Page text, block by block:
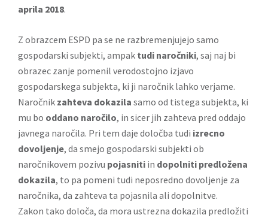
aprila 2018.
Z obrazcem ESPD pa se ne razbremenjujejo samo
gospodarski subjekti, ampak tudi naročniki, saj naj bi
obrazec zanje pomenil verodostojno izjavo
gospodarskega subjekta, ki ji naročnik lahko verjame.
Naročnik zahteva dokazila samo od tistega subjekta, ki
mu bo oddano naročilo, in sicer jih zahteva pred oddajo
javnega naročila. Pri tem daje določba tudi izrecno
dovoljenje, da smejo gospodarski subjekti ob
naročnikovem pozivu pojasniti in dopolniti predložena
dokazila, to pa pomeni tudi neposredno dovoljenje za
naročnika, da zahteva ta pojasnila ali dopolnitve.
Zakon tako določa, da mora ustrezna dokazila predložiti